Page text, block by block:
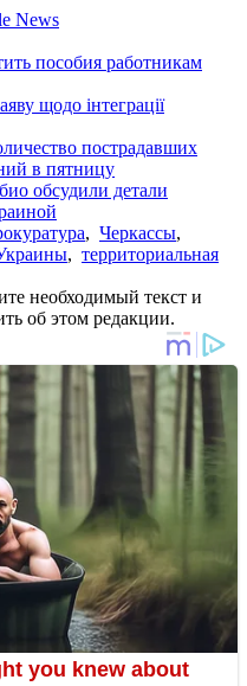
News
пособия работникам
щодо інтеграції
пострадавших
в пятницу
обсудили детали
, Черкассы,
, территориальная
необходимый текст и
об этом редакции.